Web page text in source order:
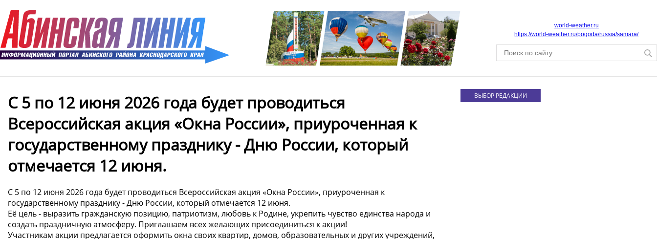
world-weather.ru
https://world-weather.ru/pogoda/russia/samara/
С 5 по 12 июня 2026 года будет проводиться
Всероссийская акция «Окна России», приуроченная к
государственному празднику - Дню России, который
отмечается 12 июня.
С 5 по 12 июня 2026 года будет проводиться Всероссийская акция «Окна России», приуроченная к
государственному празднику - Дню России, который отмечается 12 июня.
Её цель - выразить гражданскую позицию, патриотизм, любовь к Родине, укрепить чувство единства народа и
создать праздничную атмосферу. Приглашаем всех желающих присоединиться к акции!
Участникам акции предлагается оформить окна своих квартир, домов, образовательных и других учреждений,
ВЫБОР РЕДАКЦИИ